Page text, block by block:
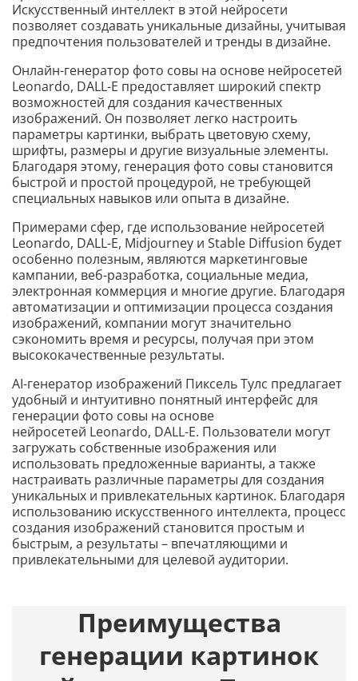
Искусственный интеллект в этой нейросети
позволяет создавать уникальные дизайны, учитывая
предпочтения пользователей и тренды в дизайне.
Онлайн-генератор фото совы на основе нейросетей
Leonardo, DALL-E предоставляет широкий спектр
возможностей для создания качественных
изображений. Он позволяет легко настроить
параметры картинки, выбрать цветовую схему,
шрифты, размеры и другие визуальные элементы.
Благодаря этому, генерация фото совы становится
быстрой и простой процедурой, не требующей
специальных навыков или опыта в дизайне.
Примерами сфер, где использование нейросетей
Leonardo, DALL-E, Midjourney и Stable Diffusion будет
особенно полезным, являются маркетинговые
кампании, веб-разработка, социальные медиа,
электронная коммерция и многие другие. Благодаря
автоматизации и оптимизации процесса создания
изображений, компании могут значительно
сэкономить время и ресурсы, получая при этом
высококачественные результаты.
AI-генератор изображений Пиксель Тулс предлагает
удобный и интуитивно понятный интерфейс для
генерации фото совы на основе
нейросетей Leonardo, DALL-E. Пользователи могут
загружать собственные изображения или
использовать предложенные варианты, а также
настраивать различные параметры для создания
уникальных и привлекательных картинок. Благодаря
использованию искусственного интеллекта, процесс
создания изображений становится простым и
быстрым, а результаты – впечатляющими и
привлекательными для целевой аудитории.
Преимущества
генерации картинок